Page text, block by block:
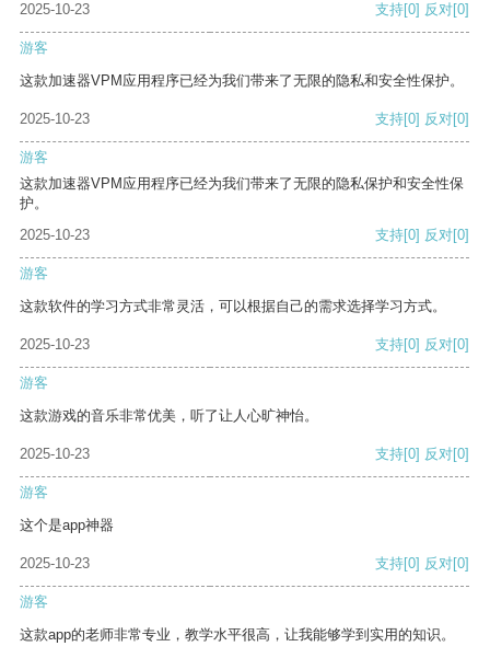
2025-10-23
支持[0] 反对[0]
游客
这款加速器VPM应用程序已经为我们带来了无限的隐私和安全性保护。
2025-10-23 支持[0] 反对[0]
游客
这款加速器VPM应用程序已经为我们带来了无限的隐私保护和安全性保
护。
2025-10-23
支持[0] 反对[0]
游客
这款软件的学习方式非常灵活，可以根据自己的需求选择学习方式。
2025-10-23 支持[0] 反对[0]
游客
这款游戏的音乐非常优美，听了让人心旷神怡。
2025-10-23 支持[0] 反对[0]
游客
这个是app神器
2025-10-23 支持[0] 反对[0]
游客
这款app的老师非常专业，教学水平很高，让我能够学到实用的知识。